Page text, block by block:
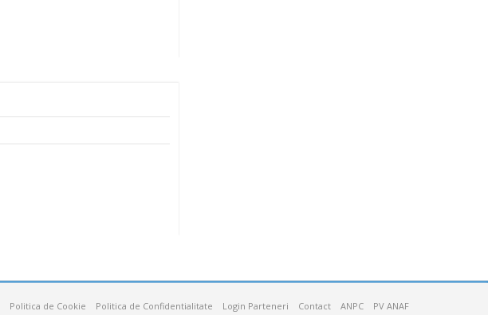
Politica de Cookie Politica de Confidentialitate Login Parteneri Contact ANPC PV ANAF